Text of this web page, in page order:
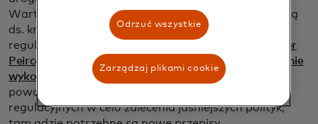
Wartościowych i Giełd uruchomiła grupę zadaniową
ds. kryptowalut w celu opracowania własnych ram
regulacyjnych, kierowaną przez
komisarz SEC Hester
Peirce
, a dwa dni później prezydent wydał
zarządzenie
wykonawcze w sprawie aktywów cyfrowych
powołało grupę roboczą kluczowych agencji
regulacyjnych w celu zalecenia jaśniejszych polityk,
Odrzuć wszystkie
Zarządzaj plikami cookie